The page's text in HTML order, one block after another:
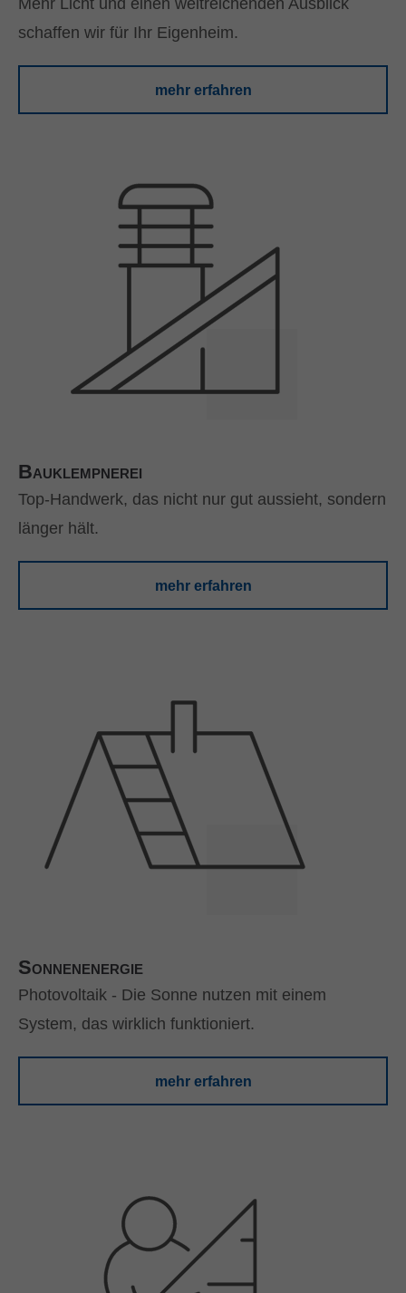
Mehr Licht und einen weitreichenden Ausblick
schaffen wir für Ihr Eigenheim.
mehr erfahren
Bauklempnerei
Top-Handwerk, das nicht nur gut aussieht, sondern
länger hält.
mehr erfahren
Sonnenenergie
Photovoltaik - Die Sonne nutzen mit einem
System, das wirklich funktioniert.
mehr erfahren